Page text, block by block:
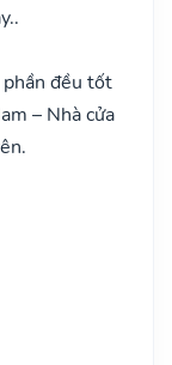
đều tốt
– Nhà cửa